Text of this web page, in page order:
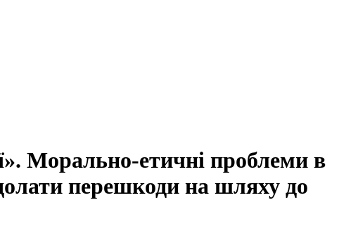
Морально-етичні проблеми в
долати перешкоди на шляху до